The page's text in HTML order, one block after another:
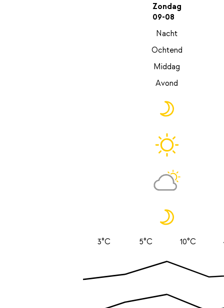
Zondag
09-08
Nacht
Ochtend
Middag
Avond
3°C 5°C 10°C